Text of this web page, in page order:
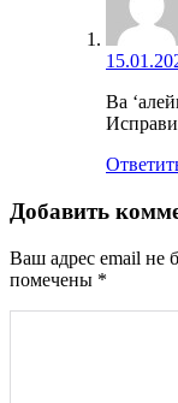
Ва
Добавить
Ваш адрес email не
помечены *